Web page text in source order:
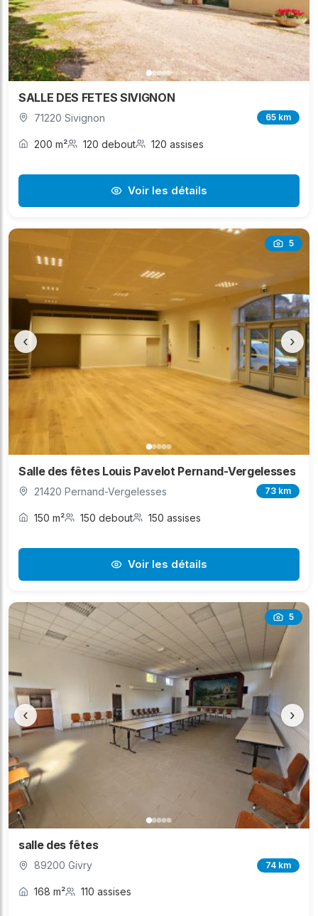
SALLE DES FETES SIVIGNON
71220 Sivignon 65 km
200 m² 120 debout 120 assises
Voir les détails
5
‹ ›
Salle des fêtes Louis Pavelot Pernand-Vergelesses
21420 Pernand-Vergelesses 73 km
150 m² 150 debout 150 assises
Voir les détails
5
‹ ›
salle des fêtes
89200 Givry 74 km
168 m² 110 assises